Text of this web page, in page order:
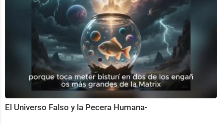
El Universo Falso y la Pecera Humana-